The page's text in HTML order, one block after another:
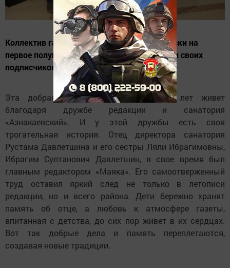
Коллектив газеты «Маяк» по итогам подписки на
первое полугодие 2026 года разыграл среди своих
подписчиков путевку в санаторий.
Эта добрая традиция уже несколько лет живет
благодаря дружбе редакции и санатория
«Азнакаевский». И у этой дружбы есть своя
трогательная история. Отец директора санатория
Рустама Давлетшина и его сестры Ляли Ибрагимовны,
Ибрагим Султанович Давлетшин, в свое время был
главным редактором «Маяка». Его самоотверженный
труд оставил яркий след не только в летописи
редакции, но и всего района. Дети бережно хранят
память об отце, а любовь к атмосфере газеты,
впитанная с детства, до сих пор живет в их сердцах.
Вот так добрые дела и память переплетаются,
создавая новые традиции.